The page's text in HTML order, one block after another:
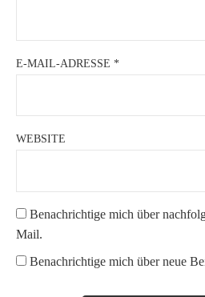
E-MAIL-ADRESSE *
WEBSITE
Benachrichtige mich über
Mail.
Benachrichtige mich über neue